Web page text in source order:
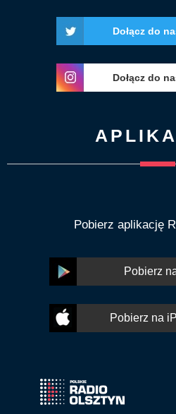
Dołącz do
Dołącz do
Pobierz aplikację
Pobierz
Pobierz na